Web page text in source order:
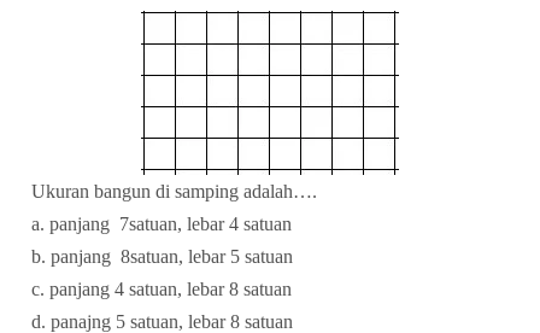
Ukuran bangun di samping adalah….
a. panjang 7satuan, lebar 4 satuan
b. panjang 8satuan, lebar 5 satuan
c. panjang 4 satuan, lebar 8 satuan
d. panajng 5 satuan, lebar 8 satuan